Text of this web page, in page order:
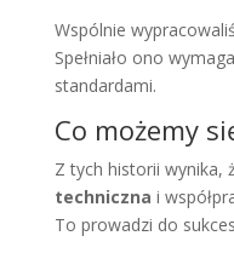
Wspólnie
Spełniało ono
standardami.
Co możemy
Z tych historii wynika,
techniczna i
To prowadzi do